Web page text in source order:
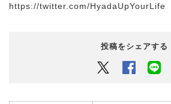
https://twitter.com/HyadaUpYourLife
投稿をシェアする
Twitter Facebook